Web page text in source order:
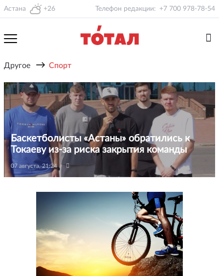
Астана +26 Телефон редакции: +7 700 978-78-54
Другое → Спорт
Баскетболисты «Астаны» обратились к
Токаеву из-за риска закрытия команды
07 августа, 21:24